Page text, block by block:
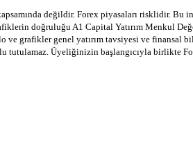
değildir. Forex piyasaları risklidir.
doğruluğu A1 Capital Yatırım Menkul
ve grafikler genel yatırım tavsiyesi ve
tutulamaz. Üyeliğinizin başlangıcıyla birlikte